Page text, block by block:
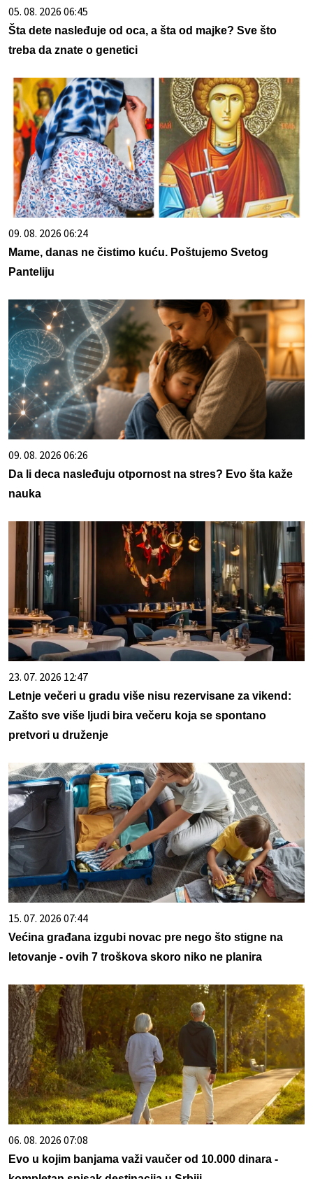
05. 08. 2026 06:45
Šta dete nasleđuje od oca, a šta od majke? Sve što
treba da znate o genetici
09. 08. 2026 06:24
Mame, danas ne čistimo kuću. Poštujemo Svetog
Panteliju
09. 08. 2026 06:26
Da li deca nasleđuju otpornost na stres? Evo šta kaže
nauka
23. 07. 2026 12:47
Letnje večeri u gradu više nisu rezervisane za vikend:
Zašto sve više ljudi bira večeru koja se spontano
pretvori u druženje
15. 07. 2026 07:44
Većina građana izgubi novac pre nego što stigne na
letovanje - ovih 7 troškova skoro niko ne planira
06. 08. 2026 07:08
Evo u kojim banjama važi vaučer od 10.000 dinara -